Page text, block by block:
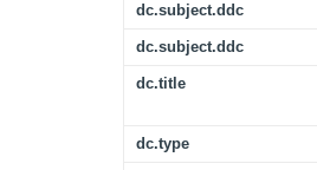
dc.subject.ddc
dc.subject.ddc
dc.title
dc.type